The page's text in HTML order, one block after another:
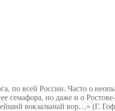
по всей России. Часто о
семафора, но даже и о
вокзальный вор…» (Г.